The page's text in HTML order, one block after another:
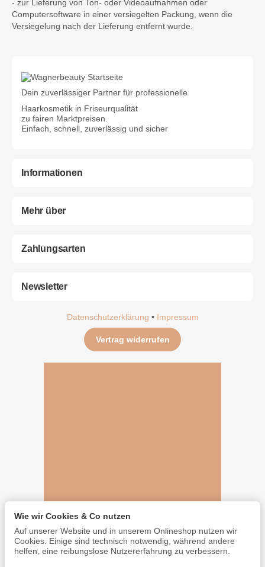
- zur Lieferung von Ton- oder Videoaufnahmen oder
Computersoftware in einer versiegelten Packung, wenn die
Versiegelung nach der Lieferung entfernt wurde.
Dein zuverlässiger Partner für professionelle
Haarkosmetik in Friseurqualität
zu fairen Marktpreisen.
Einfach, schnell, zuverlässig und sicher
Informationen
Mehr über
Zahlungsarten
Newsletter
Datenschutzerklärung • Impressum
Vertrag widerrufen
Wie wir Cookies & Co nutzen
Auf unserer Website und in unserem Onlineshop nutzen wir
Cookies. Einige sind technisch notwendig, während andere
helfen, eine reibungslose Nutzererfahrung zu verbessern.